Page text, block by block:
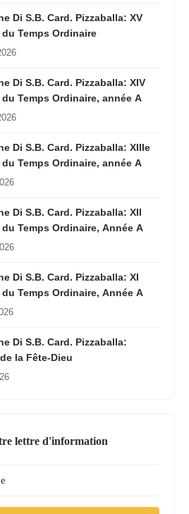
Di S.B. Card. Pizzaballa: XV
Temps Ordinaire
Di S.B. Card. Pizzaballa: XIV
Temps Ordinaire, année A
Di S.B. Card. Pizzaballa: XIIIe
Temps Ordinaire, année A
Di S.B. Card. Pizzaballa: XII
Temps Ordinaire, Année A
Di S.B. Card. Pizzaballa: XI
Temps Ordinaire, Année A
Di S.B. Card. Pizzaballa:
la Fête-Dieu
lettre d'information